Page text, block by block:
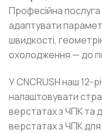
Професійна
адаптувати
швидкості,
охолодження — до
У CNCRUSH наш 12-
налаштовувати
верстатах з ЧПК та
верстатах з ЧПК для